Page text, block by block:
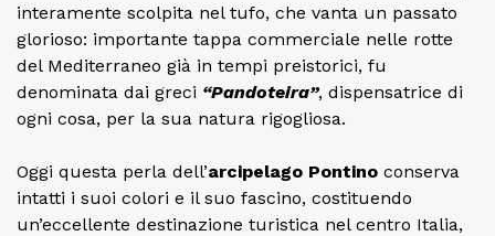
interamente scolpita nel tufo, che vanta un passato
glorioso: importante tappa commerciale nelle rotte
del Mediterraneo già in tempi preistorici, fu
denominata dai greci “Pandoteira”, dispensatrice di
ogni cosa, per la sua natura rigogliosa.
Oggi questa perla dell’arcipelago Pontino conserva
intatti i suoi colori e il suo fascino, costituendo
un’eccellente destinazione turistica nel centro Italia,